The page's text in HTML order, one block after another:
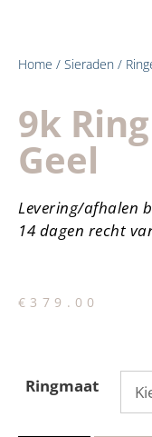
Home / Sieraden /
9k
Geel
Levering/afhalen
14 dagen recht
€ 379.00
Ringmaat